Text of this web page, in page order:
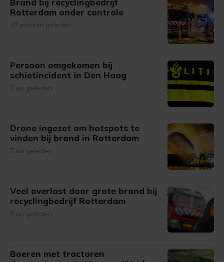
Brand bij recyclingbedrijf
Rotterdam onder controle
37 minuten geleden
Persoon omgekomen bij
schietincident in Den Haag
3 uur geleden
Drone ingezet om hotspots te
vinden bij brand in Rotterdam
7 uur geleden
Veel overlast door grote brand bij
recyclingbedrijf Rotterdam
9 uur geleden
Boeren met tractoren